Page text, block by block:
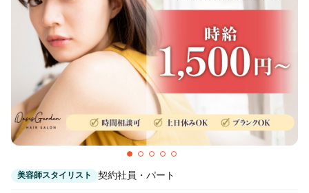
美容師スタイリスト 契約社員・パート